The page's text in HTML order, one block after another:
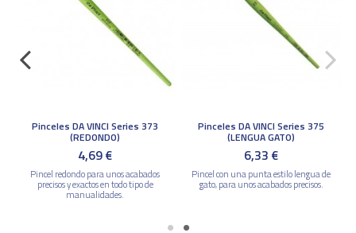
Pinceles DA VINCI Series 373
(REDONDO)
4,69 €
Pincel redondo para unos acabados
precisos y exactos en todo tipo de
manualidades.
Pinceles DA VINCI Series 375
(LENGUA GATO)
6,33 €
Pincel con una punta estilo lengua de
gato, para unos acabados precisos.